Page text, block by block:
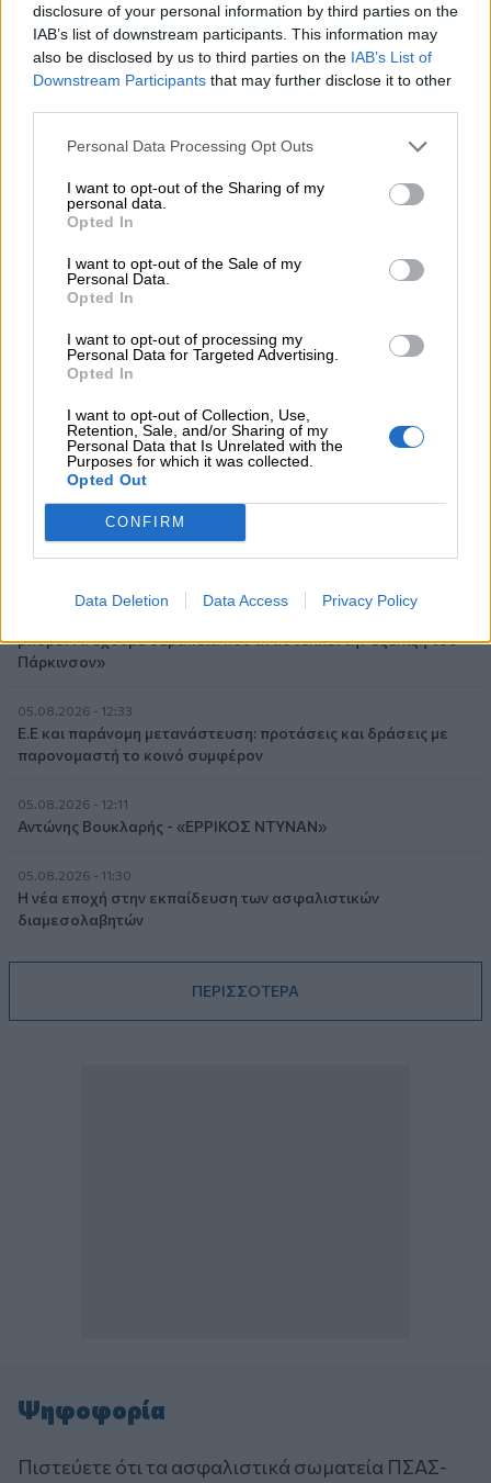
disclosure of your personal information by third parties on the
IAB’s list of downstream participants. This information may
also be disclosed by us to third parties on the IAB’s List of
Downstream Participants that may further disclose it to other
Personal Data Processing Opt Outs
I want to opt-out of the Sharing of my
personal data.
Opted In
I want to opt-out of the Sale of my
Personal Data.
Opted In
I want to opt-out of processing my
Personal Data for Targeted Advertising.
Opted In
I want to opt-out of Collection, Use,
Retention, Sale, and/or Sharing of my
Personal Data that Is Unrelated with the
Purposes for which it was collected.
Opted Out
CONFIRM
Data Deletion Data Access Privacy Policy
06.08.2026 - 13:30
Όταν η επόμενη μέρα είναι στάχτη, τι θα πει ο Ασφαλιστικός
Διαμεσολαβητής στον πελάτη κλάδου υγείας;
καινοτόμα φάρμακα φτάνει τελικά στην Ελλάδα
06.08.2026 - 11:37
Μείωση ασφαλιστικών εισφορών ύψους 240 εκατ. ευρώ
06.08.2026 - 10:45
ενεργειακή κρίση;
06.08.2026 - 09:15
Στέλιος Λιανός – INTERAMERICAN / Αθηναϊκή Γενική Κλινική
06.08.2026 - 08:40
Η γαλλική «ψήφος» στο «καλώδιο» και τα συμφέροντα, οι
ελληνικές τράπεζες «πρωταθλήτριες» στα δάνεια, νέο deal
Βαρδινογιάννη- Εξάρχου και ο διπλασιασμός των κερδών της
ΔΕΗ
05.08.2026 - 13:37
μπορεί να έχουμε θεραπεία που αναστέλλει την εξέλιξη του
Πάρκινσον»
05.08.2026 - 12:33
Ε.Ε και παράνομη μετανάστευση: προτάσεις και δράσεις με
παρονομαστή το κοινό συμφέρον
05.08.2026 - 12:11
Αντώνης Βουκλαρής - «ΕΡΡΙΚΟΣ ΝΤΥΝΑΝ»
05.08.2026 - 11:30
Η νέα εποχή στην εκπαίδευση των ασφαλιστικών
διαμεσολαβητών
ΠΕΡΙΣΣΟΤΕΡΑ
Ψηφοφορία
Πιστεύετε ότι τα ασφαλιστικά σωματεία ΠΣΑΣ-